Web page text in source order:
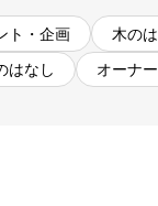
WEB
ト・企画 木の
はなし
オーナ